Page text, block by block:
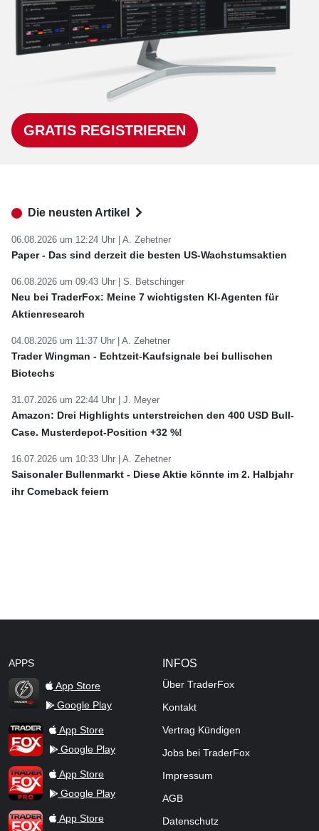
GRATIS REGISTRIEREN
Die neusten Artikel
06.08.2026 um 12:24 Uhr | A. Zehetner
Paper - Das sind derzeit die besten US-Wachstumsaktien
06.08.2026 um 09:43 Uhr | S. Betschinger
Neu bei TraderFox: Meine 7 wichtigsten KI-Agenten für
Aktienresearch
04.08.2026 um 11:37 Uhr | A. Zehetner
Trader Wingman - Echtzeit-Kaufsignale bei bullischen
Biotechs
31.07.2026 um 22:44 Uhr | J. Meyer
Amazon: Drei Highlights unterstreichen den 400 USD Bull-
Case. Musterdepot-Position +32 %!
16.07.2026 um 10:33 Uhr | A. Zehetner
Saisonaler Bullenmarkt - Diese Aktie könnte im 2. Halbjahr
ihr Comeback feiern
APPS
TraderFox Flash
App Store
Google Play
TraderFox AppApp Store
Google Play
TraderFox ProApp Store
Google Play
TraderFox dpa-AFX ProFeed
App Store
INFOS
Über TraderFox
Kontakt
Vertrag Kündigen
Jobs bei TraderFox
Impressum
AGB
Datenschutz